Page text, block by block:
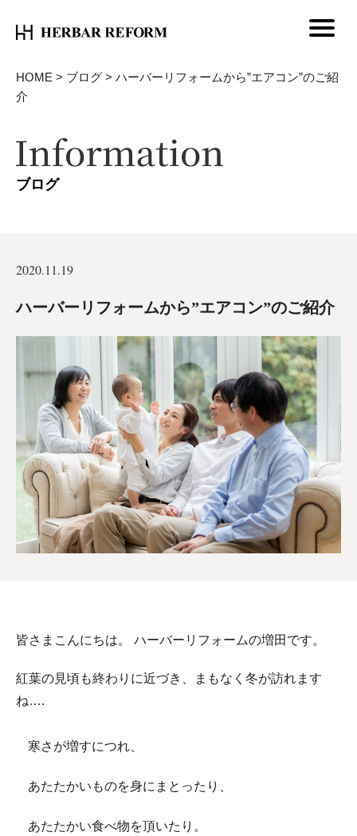
HOME > ブログ > ハーバーリフォームから”エアコン”のご紹
介
ブログ
2020.11.19
ハーバーリフォームから”エアコン”のご紹介
皆さまこんにちは。 ハーバーリフォームの増田です。
紅葉の見頃も終わりに近づき、まもなく冬が訪れます
ね….
寒さが増すにつれ、
あたたかいものを身にまとったり、
あたたかい食べ物を頂いたり。